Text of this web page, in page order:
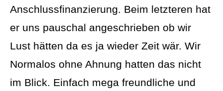
Anschlussfinanzierung. Beim letzteren hat
er uns pauschal angeschrieben ob wir
Lust hätten da es ja wieder Zeit wär. Wir
Normalos ohne Ahnung hatten das nicht
im Blick. Einfach mega freundliche und